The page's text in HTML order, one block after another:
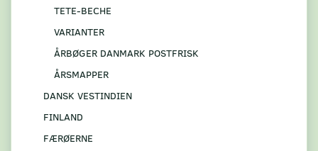
TETE-BECHE
VARIANTER
ÅRBØGER DANMARK POSTFRISK
ÅRSMAPPER
DANSK VESTINDIEN
FINLAND
FÆRØERNE